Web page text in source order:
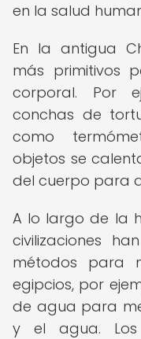
en la salud
En la antigua
más primitivos
corporal. Por
conchas de
como
objetos se
del cuerpo para
A lo largo de la
civilizaciones
métodos para
egipcios, por
de agua para
y el agua.